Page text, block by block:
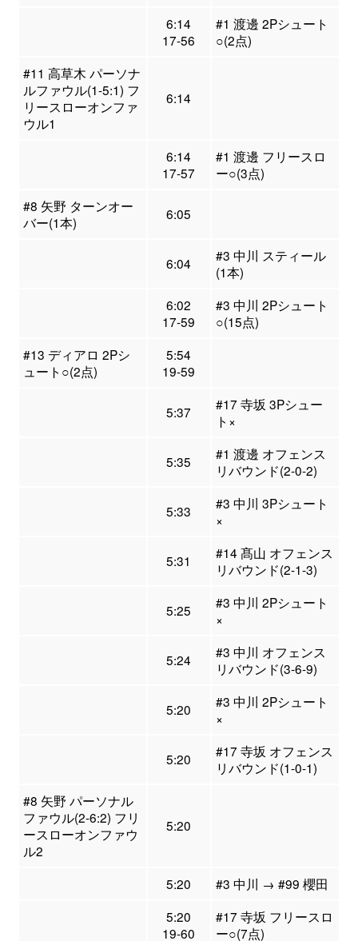
6:14
17-56
#1 渡邊 2Pシュート
○(2点)
#11 高草木 パーソナ
ルファウル(1-5:1) フ
リースローオンファ
ウル1
6:14
6:14
17-57
#1 渡邊 フリースロ
ー○(3点)
#8 矢野 ターンオー
バー(1本)
6:05
6:04
#3 中川 スティール
(1本)
6:02
17-59
#3 中川 2Pシュート
○(15点)
#13 ディアロ 2Pシ
ュート○(2点)
5:54
19-59
5:37
#17 寺坂 3Pシュー
ト×
5:35
#1 渡邊 オフェンス
リバウンド(2-0-2)
5:33
#3 中川 3Pシュート
×
5:31
#14 髙山 オフェンス
リバウンド(2-1-3)
5:25
#3 中川 2Pシュート
×
5:24
#3 中川 オフェンス
リバウンド(3-6-9)
5:20
#3 中川 2Pシュート
×
5:20
#17 寺坂 オフェンス
リバウンド(1-0-1)
#8 矢野 パーソナル
ファウル(2-6:2) フリ
ースローオンファウ
ル2
5:20
5:20
#3 中川 → #99 櫻田
5:20
19-60
#17 寺坂 フリースロ
ー○(7点)